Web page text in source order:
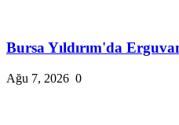
Bursa Yıldırım'da
Ağu 7, 2026 0